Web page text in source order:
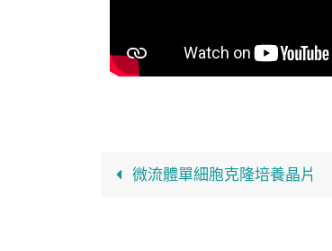
微流體單細胞克隆培養晶片